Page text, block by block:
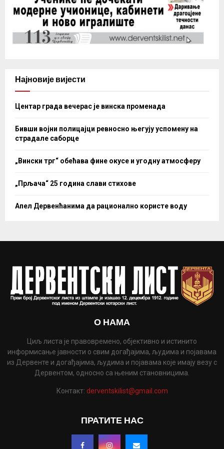
Најновије вијести
Центар града вечерас је винска променада
Бивши војни полицајци ревносно његују успомену на
страдале саборце
„Вински трг“ обећава фине окусе и угодну атмосферу
„Прљача“ 25 година слави стихове
Апел Дервенћанима да рационално користе воду
О НАМА
Циљ листа је правовремено, објективно и истинито
информисање јавности о свим догађајима, људима и појавама
из Дервенте и догађајима, људима и појавама које имају везу с
Дервентом, односно са њеним становницима.
Контакт: derventskilist@gmail.com
ПРАТИТЕ НАС